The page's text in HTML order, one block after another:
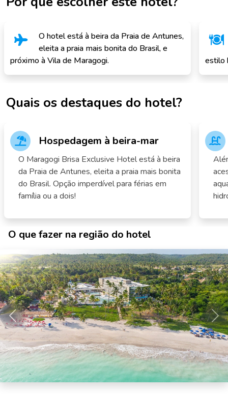
O hotel está à beira da Praia de Antunes,
eleita a praia mais bonita do Brasil, e
próximo à Vila de Maragogi.
estilo
Quais os destaques do hotel?
Hospedagem à beira-mar
O Maragogi Brisa Exclusive Hotel está à beira
da Praia de Antunes, eleita a praia mais bonita
do Brasil. Opção imperdível para férias em
família ou a dois!
O que fazer na região do hotel
Anterior